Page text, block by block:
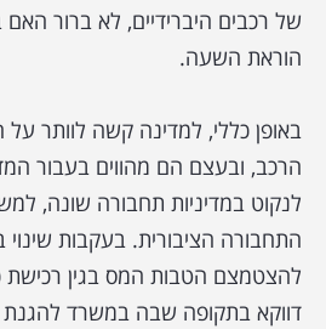
של רכבים היברידיים, לא ברור
הוראת השעה.
באופן כללי, למדינה קשה לוותר
הרכב, ובעצם הם מהווים בעבור
לנקוט במדיניות תחבורה שונה,
התחבורה הציבורית. בעקבות שינוי
להצטמצם הטבות המס בגין רכישת
דווקא בתקופה שבה במשרד